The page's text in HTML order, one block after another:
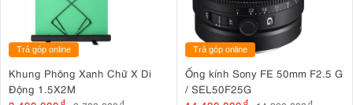
Trả góp online
Khung Phông Xanh Chữ X Di
Động 1.5X2M
đ đ
Trả góp online
Ống kính Sony FE 50mm F2.5 G
/ SEL50F25G
đ đ